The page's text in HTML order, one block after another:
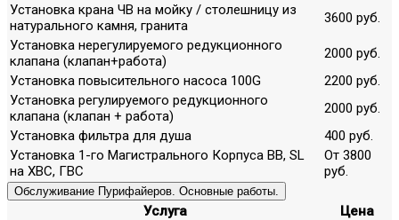
Установка крана ЧВ на мойку / столешницу из
натурального камня, гранита
3600 руб.
Установка нерегулируемого редукционного
клапана (клапан+работа)
2000 руб.
Установка повысительного насоса 100G
2200 руб.
Установка регулируемого редукционного
клапана (клапан + работа)
2000 руб.
Установка фильтра для душа
400 руб.
Установка 1-го Магистрального Корпуса ВВ, SL
на ХВС, ГВС
От 3800
руб.
Обслуживание Пурифайеров. Основные работы.
Услуга
Цена